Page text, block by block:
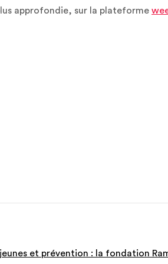
approfondie, sur la plateforme
et prévention : la fondation